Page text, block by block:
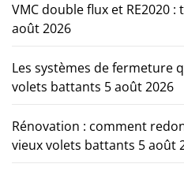
VMC double flux et RE2020
août 2026
Les systèmes de fermeture
volets battants 5 août 2026
Rénovation : comment
vieux volets battants 5 août